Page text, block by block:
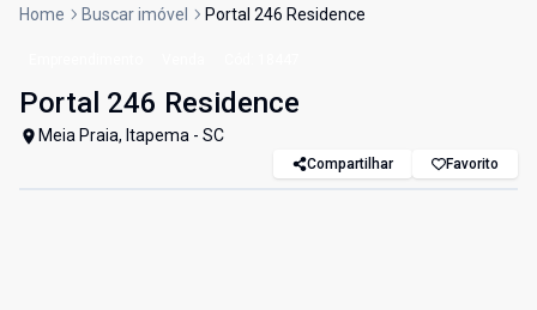
Home Buscar imóvel Portal 246 Residence
Portal 246 Residence
Meia Praia, Itapema - SC
Compartilhar Favorito